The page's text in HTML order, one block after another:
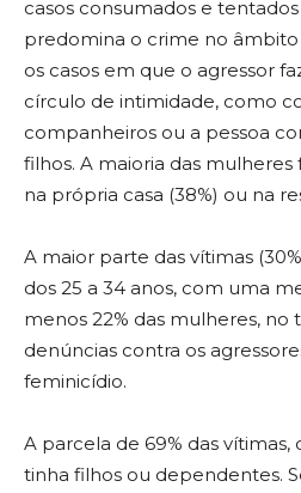
casos consumados e
predomina o crime no âmbito
os casos em que o agressor
círculo de intimidade, como
companheiros ou a pessoa
filhos. A maioria das
na própria casa (38%) ou na
A maior parte das vítimas
dos 25 a 34 anos, com uma
menos 22% das mulheres, no
denúncias contra os
feminicídio.
A parcela de 69% das
tinha filhos ou dependentes.